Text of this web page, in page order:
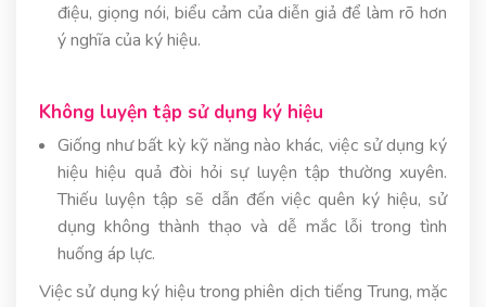
điệu, giọng nói, biểu cảm của diễn giả để làm rõ hơn
ý nghĩa của ký hiệu.
Không luyện tập sử dụng ký hiệu
Giống như bất kỳ kỹ năng nào khác, việc sử dụng ký
hiệu hiệu quả đòi hỏi sự luyện tập thường xuyên.
Thiếu luyện tập sẽ dẫn đến việc quên ký hiệu, sử
dụng không thành thạo và dễ mắc lỗi trong tình
huống áp lực.
Việc sử dụng ký hiệu trong phiên dịch tiếng Trung, mặc